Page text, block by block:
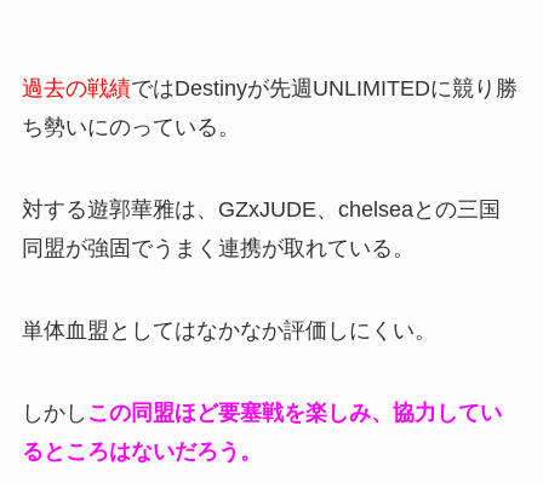
過去の戦績ではDestinyが先週UNLIMITEDに競り勝
ち勢いにのっている。
対する遊郭華雅は、GZxJUDE、chelseaとの三国
同盟が強固でうまく連携が取れている。
単体血盟としてはなかなか評価しにくい。
しかし この同盟ほど要塞戦を楽しみ、協力してい
るところはないだろう。